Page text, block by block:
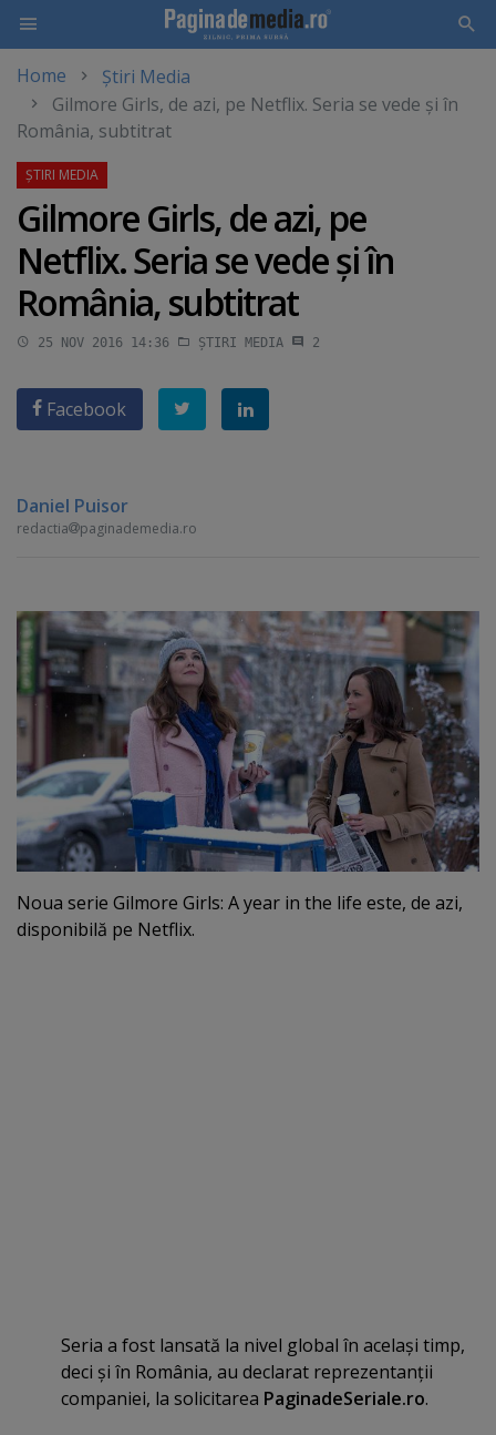
main
content
Home
Știri Media
Gilmore Girls, de azi, pe Netflix. Seria se vede şi în
România, subtitrat
Gilmore Girls, de azi, pe
Netflix. Seria se vede şi în
România, subtitrat
25 NOV 2016 14:36 ȘTIRI MEDIA 2
Facebook
Daniel Puisor
redactia paginademedia.ro
Noua serie Gilmore Girls: A year in the life este, de azi,
disponibilă pe Netflix.
Seria a fost lansată la nivel global în acelaşi timp,
deci şi în România, au declarat reprezentanţii
companiei, la solicitarea PaginadeSeriale.ro.